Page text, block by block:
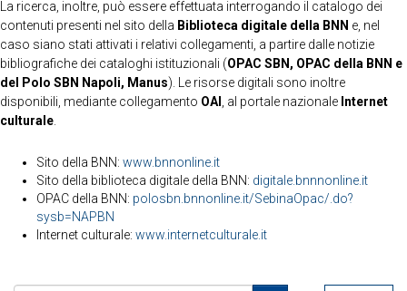
La ricerca, inoltre, può essere effettuata interrogando il catalogo dei
contenuti presenti nel sito della Biblioteca digitale della BNN e, nel
caso siano stati attivati i relativi collegamenti, a partire dalle notizie
bibliografiche dei cataloghi istituzionali (OPAC SBN, OPAC della BNN e
del Polo SBN Napoli, Manus). Le risorse digitali sono inoltre
disponibili, mediante collegamento OAI , al portale nazionale Internet
culturale
Sito della BNN: www.bnnonline.it
Sito della biblioteca digitale della BNN: digitale.bnnnonline.it
OPAC della BNN: polosbn.bnnonline.it/SebinaOpac/.do?
sysb=NAPBN
Internet culturale: www.internetculturale.it